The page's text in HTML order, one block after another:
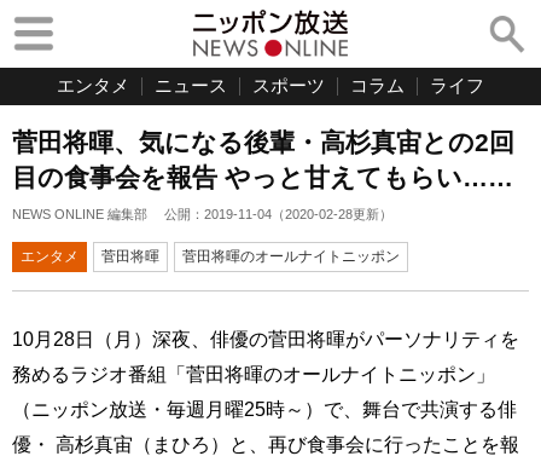
エンタメ ニュース スポーツ コラム ライフ
菅田将暉、気になる後輩・高杉真宙との2回
目の食事会を報告 やっと甘えてもらい……
NEWS ONLINE 編集部 公開： 2019-11-04 （2020-02-28更新）
エンタメ 菅田将暉 菅田将暉のオールナイトニッポン
10月28日（月）深夜、俳優の菅田将暉がパーソナリティを
務めるラジオ番組「菅田将暉のオールナイトニッポン」
（ニッポン放送・毎週月曜25時～）で、舞台で共演する俳
優・ 高杉真宙（まひろ）と、再び食事会に行ったことを報